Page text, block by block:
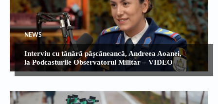
NEWS
Interviu cu tânără pășcăneancă, Andreea Aoanei,
la Podcasturile Observatorul Militar – VIDEO